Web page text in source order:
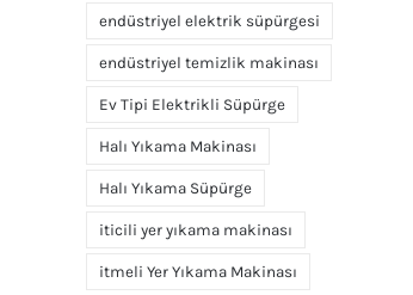
endüstriyel elektrik süpürgesi
endüstriyel temizlik makinası
Ev Tipi Elektrikli Süpürge
Halı Yıkama Makinası
Halı Yıkama Süpürge
iticili yer yıkama makinası
itmeli Yer Yıkama Makinası